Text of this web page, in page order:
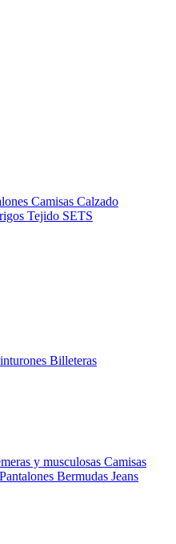
Camisas Calzado
Tejido SETS
Billeteras
y musculosas Camisas
Pantalones Bermudas Jeans